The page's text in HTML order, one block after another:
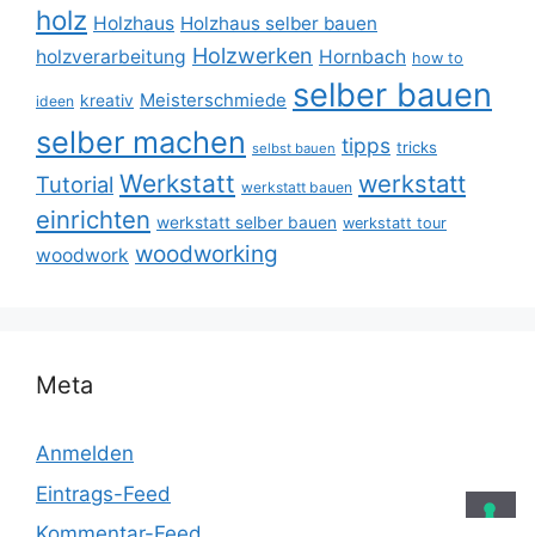
holz Holzhaus Holzhaus selber bauen
holzverarbeitung Holzwerken Hornbach how to
ideen kreativ Meisterschmiede selber bauen
selber machen selbst bauen tipps tricks
Tutorial Werkstatt werkstatt bauen werkstatt
einrichten werkstatt selber bauen werkstatt tour
woodwork woodworking
Meta
Anmelden
Eintrags-Feed